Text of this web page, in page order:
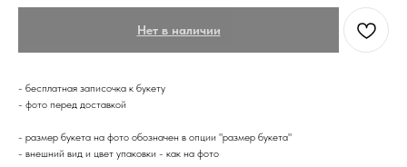
Нет в наличии
- бесплатная записочка к букету
- фото перед доставкой
- размер букета на фото обозначен в опции "размер букета"
- внешний вид и цвет упаковки - как на фото